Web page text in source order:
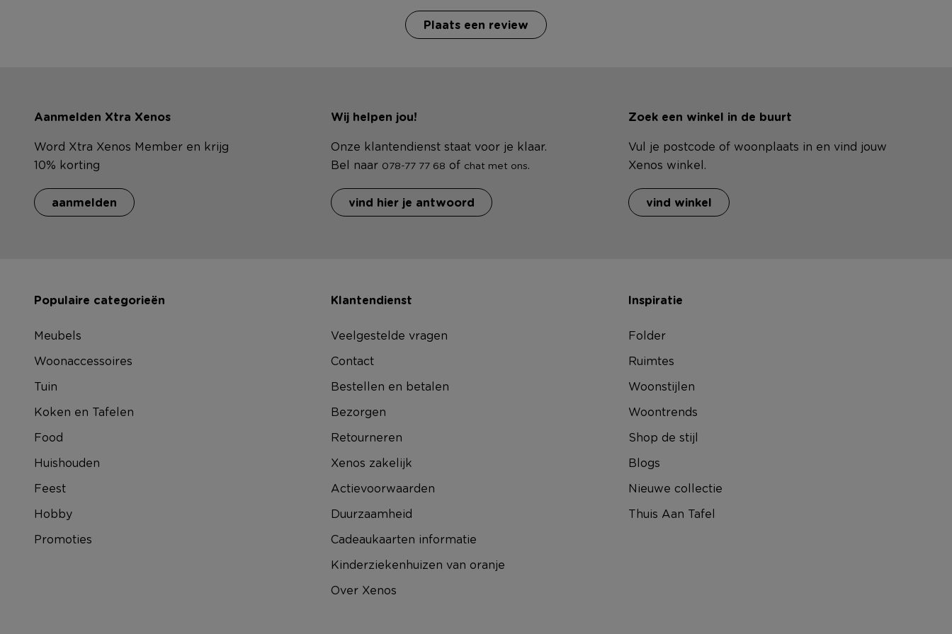
Plaats een review
Aanmelden Xtra Xenos
Word Xtra Xenos Member en krijg
10% korting
aanmelden
Wij helpen jou!
Onze klantendienst staat voor je klaar.
Bel naar 078-77 77 68 of chat met ons.
vind hier je antwoord
Zoek een winkel in de buurt
Vul je postcode of woonplaats in en vind jouw
Xenos winkel.
vind winkel
Populaire categorieën
Meubels
Woonaccessoires
Tuin
Koken en Tafelen
Food
Huishouden
Feest
Hobby
Promoties
Klantendienst
Veelgestelde vragen
Contact
Bestellen en betalen
Bezorgen
Retourneren
Xenos zakelijk
Actievoorwaarden
Duurzaamheid
Cadeaukaarten informatie
Kinderziekenhuizen van oranje
Over Xenos
Inspiratie
Folder
Ruimtes
Woonstijlen
Woontrends
Shop de stijl
Blogs
Nieuwe collectie
Thuis Aan Tafel